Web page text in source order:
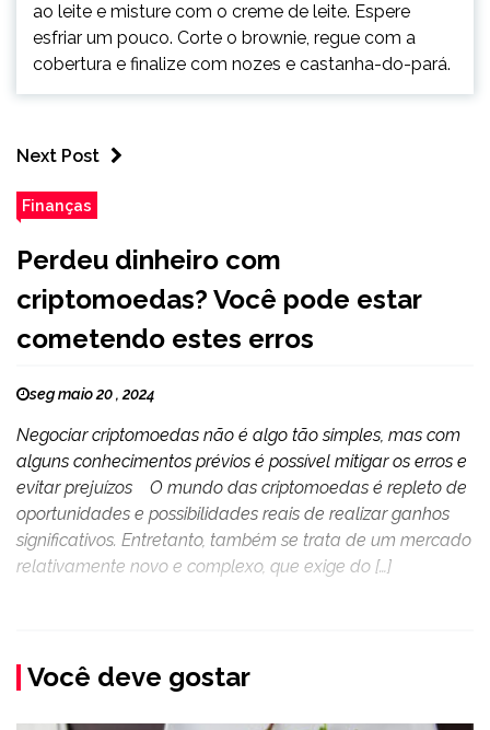
ao leite e misture com o creme de leite. Espere
esfriar um pouco. Corte o brownie, regue com a
cobertura e finalize com nozes e castanha-do-pará.
Next Post
Finanças
Perdeu dinheiro com
criptomoedas? Você pode estar
cometendo estes erros
seg maio 20 , 2024
Negociar criptomoedas não é algo tão simples, mas com
alguns conhecimentos prévios é possível mitigar os erros e
evitar prejuízos O mundo das criptomoedas é repleto de
oportunidades e possibilidades reais de realizar ganhos
significativos. Entretanto, também se trata de um mercado
relativamente novo e complexo, que exige do […]
Você deve gostar